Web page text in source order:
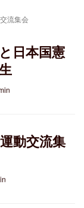
流集会
日本国憲
動交流集